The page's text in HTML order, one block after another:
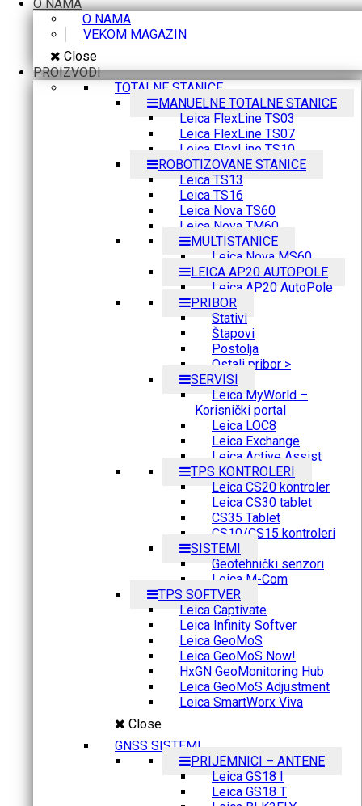
O NAMA
O NAMA
VEKOM MAGAZIN
Close
PROIZVODI
TOTALNE STANICE
MANUELNE TOTALNE STANICE
Leica FlexLine TS03
Leica FlexLine TS07
Leica FlexLine TS10
ROBOTIZOVANE STANICE
Leica TS13
Leica TS16
Leica Nova TS60
Leica Nova TM60
MULTISTANICE
Leica Nova MS60
LEICA AP20 AUTOPOLE
Leica AP20 AutoPole
PRIBOR
Stativi
Štapovi
Postolja
Ostali pribor >
SERVISI
Leica MyWorld –
Korisnički portal
Leica LOC8
Leica Exchange
Leica Active Assist
TPS KONTROLERI
Leica CS20 kontroler
Leica CS30 tablet
CS35 Tablet
CS10/CS15 kontroleri
SISTEMI
Geotehnički senzori
Leica M-Com
TPS SOFTVER
Leica Captivate
Leica Infinity Softver
Leica GeoMoS
Leica GeoMoS Now!
HxGN GeoMonitoring Hub
Leica GeoMoS Adjustment
Leica SmartWorx Viva
Close
GNSS SISTEMI
PRIJEMNICI – ANTENE
Leica GS18 I
Leica GS18 T